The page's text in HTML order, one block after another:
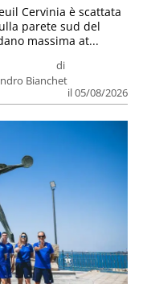
di
Bianchet
il 05/08/2026
Cervinia è scattata
parete sud del
massima at...